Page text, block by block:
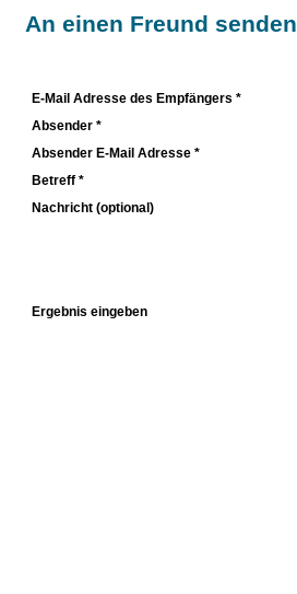
An einen Freund senden
E-Mail Adresse des Empfängers *
Absender *
Absender E-Mail Adresse *
Betreff *
Nachricht (optional)
Ergebnis eingeben